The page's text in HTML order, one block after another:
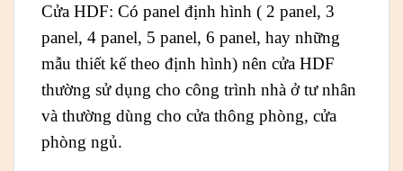
Cửa HDF: Có panel định hình ( 2 panel, 3
panel, 4 panel, 5 panel, 6 panel, hay những
mẫu thiết kế theo định hình) nên cửa HDF
thường sử dụng cho công trình nhà ở tư nhân
và thường dùng cho cửa thông phòng, cửa
phòng ngủ.